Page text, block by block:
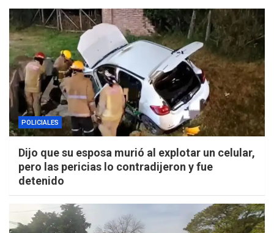
POLICIALES
Dijo que su esposa murió al explotar un celular,
pero las pericias lo contradijeron y fue
detenido